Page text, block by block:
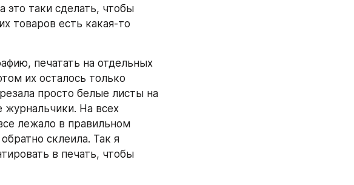
это таки сделать, чтобы
товаров есть какая-то
печатать на отдельных
их осталось только
просто белые листы на
журнальчики. На всех
лежало в правильном
склеила. Так я
в печать, чтобы